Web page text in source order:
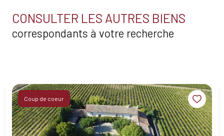
CONSULTER LES AUTRES BIENS
correspondants à votre recherche
Coup de coeur